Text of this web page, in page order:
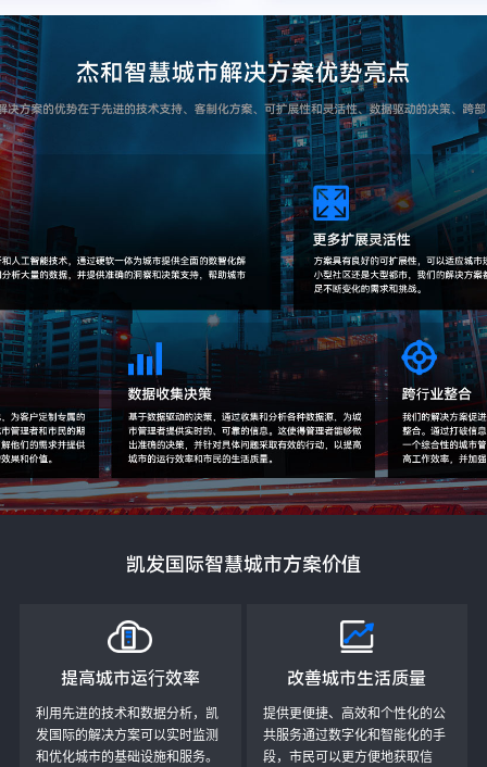
凯发国际智慧城市方案价值
提高城市运⾏效率
利用先进的技术和数据分析，凯
发国际的解决方案可以实时监测
和优化城市的基础设施和服务。
改善城市生活质量
提供更便捷、高效和个性化的公
共服务通过数字化和智能化的手
段，市民可以更方便地获取信